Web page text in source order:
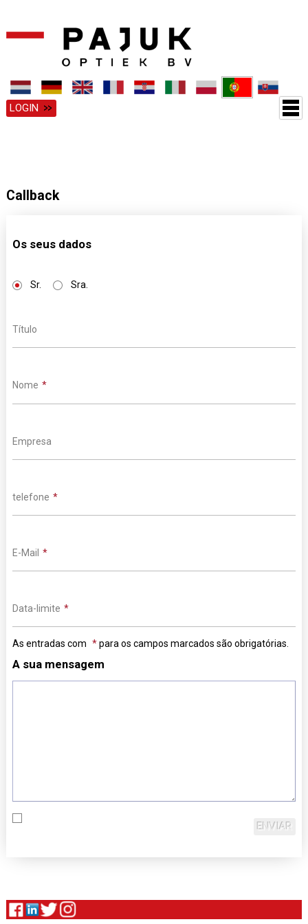
LOGIN
Callback
Os seus dados
Sr. Sra.
Título
Nome
Empresa
telefone
E-Mail
Data-limite
As entradas com para os campos marcados são obrigatórias.
A sua mensagem
ENVIAR